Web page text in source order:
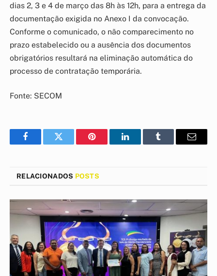
dias 2, 3 e 4 de março das 8h às 12h, para a entrega da
documentação exigida no Anexo I da convocação.
Conforme o comunicado, o não comparecimento no
prazo estabelecido ou a ausência dos documentos
obrigatórios resultará na eliminação automática do
processo de contratação temporária.
Fonte: SECOM
FacebookTwitter Pinterest LinkedInTumblr
E-
RELACIONADOS POSTS